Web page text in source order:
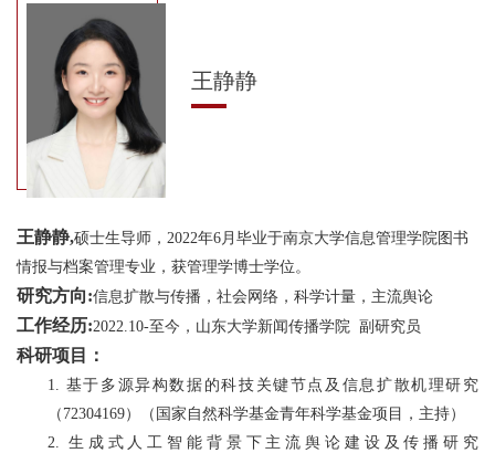
王静静
王静静,硕士生导师，2022年6月毕业于南京大学信息管理学院图书
情报与档案管理专业，获管理学博士学位。
研究方向:信息扩散与传播，社会网络，科学计量，主流舆论
工作经历:2022.10-至今，山东大学新闻传播学院 副研究员
科研项目：
1. 基于多源异构数据的科技关键节点及信息扩散机理研究
（72304169）（国家自然科学基金青年科学基金项目，主持）
2. 生成式人工智能背景下主流舆论建设及传播研究